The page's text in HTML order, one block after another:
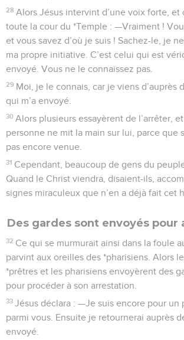
28 Alors Jésus intervint d’une voix forte, et
toute la cour du *Temple : —Vraiment !
et vous savez d’où je suis ! Sachez-le, je
ma propre initiative. C’est celui qui est
envoyé. Vous ne le connaissez pas.
29 Moi, je le connais, car je viens d’auprès
qui m’a envoyé.
30 Alors plusieurs essayèrent de l’arrêter,
personne ne mit la main sur lui, parce que
pas encore venue.
31 Cependant, beaucoup de gens du
Quand le Christ viendra, disaient-ils,
signes miraculeux que n’en a déjà fait cet
Des gardes sont envoyés pour
32 Ce qui se murmurait ainsi dans la foule
parvint aux oreilles des *pharisiens. Alors
*prêtres et les pharisiens envoyèrent des
pour procéder à son arrestation.
33 Jésus déclara : —Je suis encore pour un
parmi vous. Ensuite je retournerai auprès
envoyé.